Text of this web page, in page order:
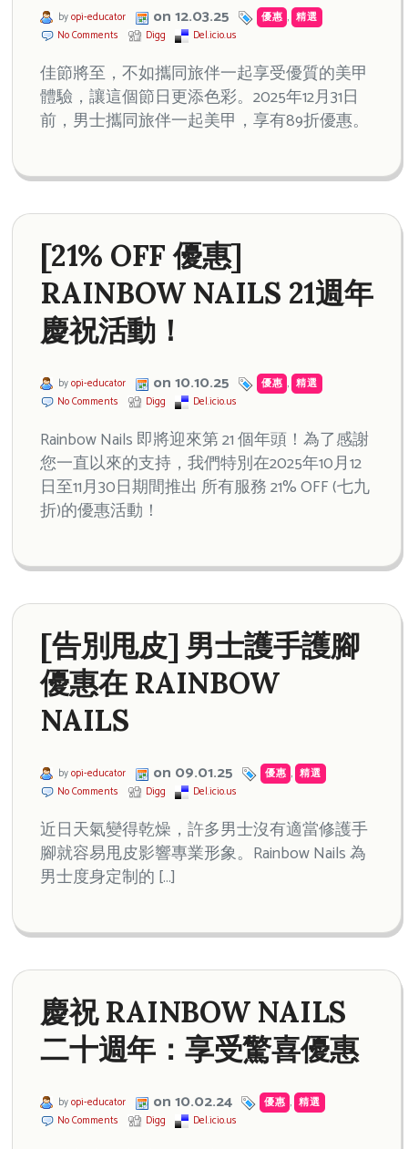
byopi-educator on 12.03.25 優惠 , 精選
No Comments
Digg Del.icio.us
佳節將至，不如攜同旅伴一起享受優質的美甲
體驗，讓這個節日更添色彩。2025年12月31日
前，男士攜同旅伴一起美甲，享有89折優惠。
[21% OFF 優惠]
RAINBOW NAILS 21週年
慶祝活動！
byopi-educator on 10.10.25 優惠 , 精選
No Comments
Digg Del.icio.us
Rainbow Nails 即將迎來第 21 個年頭！為了感謝
您一直以來的支持，我們特別在2025年10月12
日至11月30日期間推出 所有服務 21% OFF (七九
折)的優惠活動！
[告別甩皮] 男士護手護腳
優惠在 RAINBOW
NAILS
byopi-educator on 09.01.25 優惠 , 精選
No Comments
Digg Del.icio.us
近日天氣變得乾燥，許多男士沒有適當修護手
腳就容易甩皮影響專業形象。Rainbow Nails 為
男士度身定制的 […]
慶祝 RAINBOW NAILS
二十週年：享受驚喜優惠
byopi-educator on 10.02.24 優惠 , 精選
No Comments
Digg Del.icio.us